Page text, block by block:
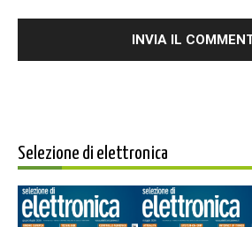
Selezione di elettronica